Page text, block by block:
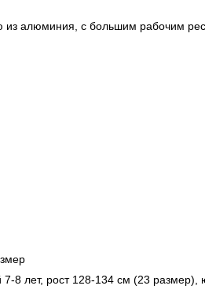
из алюминия, с большим рабочим
8 лет, рост 128-134 см (23 размер),